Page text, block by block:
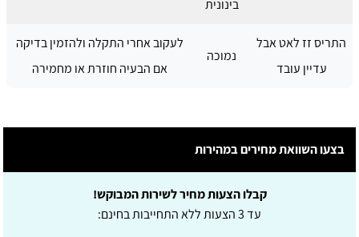
בינונית
התריס זז לאט אבל
עדיין עובד
נמוכה
לעקוב אחרי התקלה ולהזמין בדיקה
אם הבעיה חוזרת או מחמירה
בצעו השוואת מחירים במהירות
קבלו הצעות מחיר לשירות המבוקש!
עד 3 הצעות ללא התחייבות בחינם: